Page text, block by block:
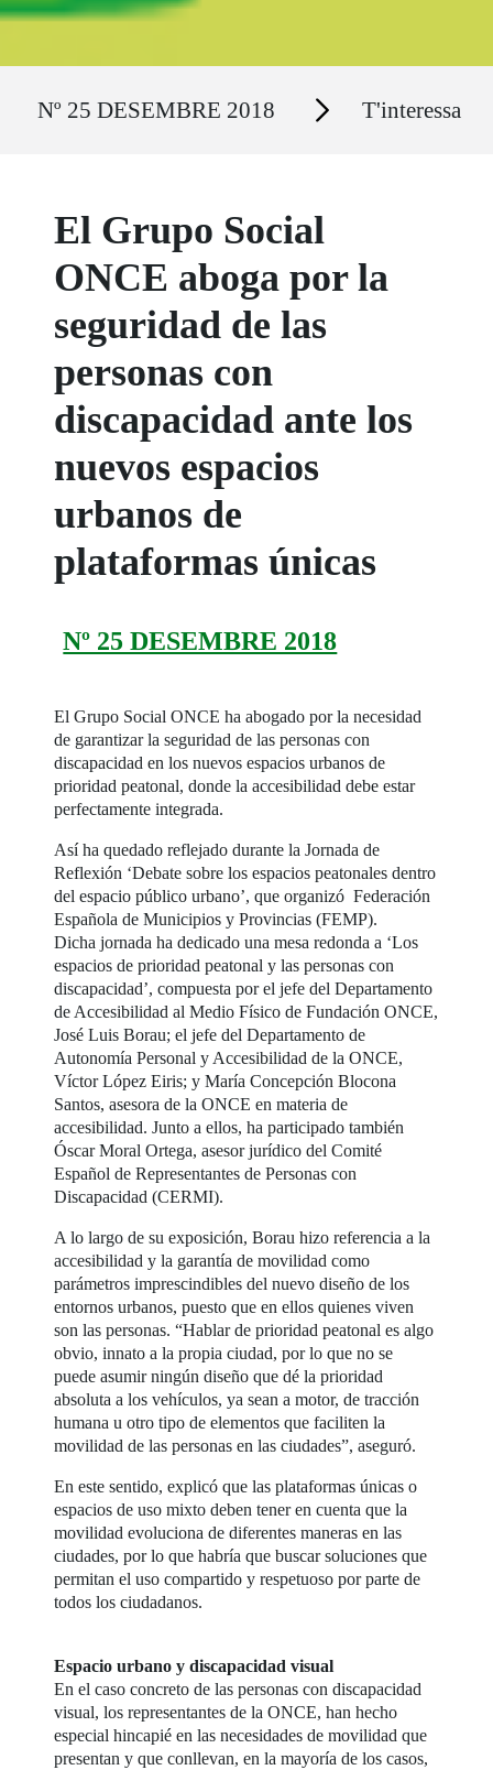
Nº 25 DESEMBRE 2018 Secciones T'interessa
El Grupo Social
ONCE aboga por la
seguridad de las
personas con
discapacidad ante los
nuevos espacios
urbanos de
plataformas únicas
Nº 25 DESEMBRE 2018
El Grupo Social ONCE ha abogado por la necesidad
de garantizar la seguridad de las personas con
discapacidad en los nuevos espacios urbanos de
prioridad peatonal, donde la accesibilidad debe estar
perfectamente integrada.
Así ha quedado reflejado durante la Jornada de
Reflexión ‘Debate sobre los espacios peatonales dentro
del espacio público urbano’, que organizó Federación
Española de Municipios y Provincias (FEMP).
Dicha jornada ha dedicado una mesa redonda a ‘Los
espacios de prioridad peatonal y las personas con
discapacidad’, compuesta por el jefe del Departamento
de Accesibilidad al Medio Físico de Fundación ONCE,
José Luis Borau; el jefe del Departamento de
Autonomía Personal y Accesibilidad de la ONCE,
Víctor López Eiris; y María Concepción Blocona
Santos, asesora de la ONCE en materia de
accesibilidad. Junto a ellos, ha participado también
Óscar Moral Ortega, asesor jurídico del Comité
Español de Representantes de Personas con
Discapacidad (CERMI).
A lo largo de su exposición, Borau hizo referencia a la
accesibilidad y la garantía de movilidad como
parámetros imprescindibles del nuevo diseño de los
entornos urbanos, puesto que en ellos quienes viven
son las personas. “Hablar de prioridad peatonal es algo
obvio, innato a la propia ciudad, por lo que no se
puede asumir ningún diseño que dé la prioridad
absoluta a los vehículos, ya sean a motor, de tracción
humana u otro tipo de elementos que faciliten la
movilidad de las personas en las ciudades”, aseguró.
En este sentido, explicó que las plataformas únicas o
espacios de uso mixto deben tener en cuenta que la
movilidad evoluciona de diferentes maneras en las
ciudades, por lo que habría que buscar soluciones que
permitan el uso compartido y respetuoso por parte de
todos los ciudadanos.
Espacio urbano y discapacidad visual
En el caso concreto de las personas con discapacidad
visual, los representantes de la ONCE, han hecho
especial hincapié en las necesidades de movilidad que
presentan y que conllevan, en la mayoría de los casos,